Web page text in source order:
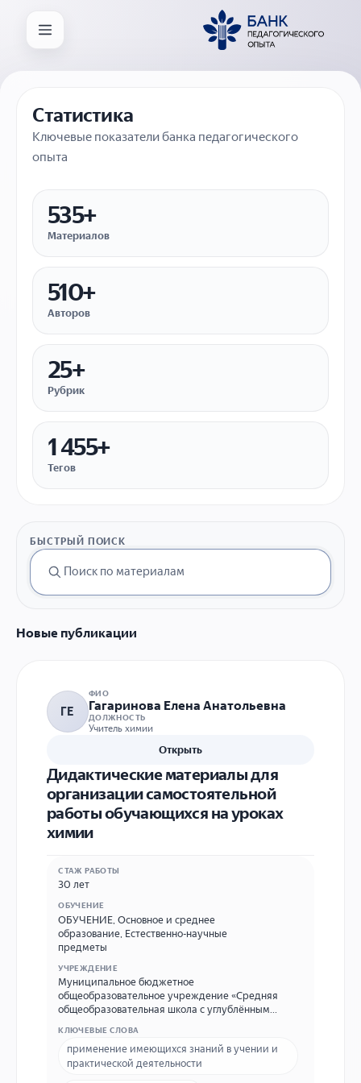
Статистика
Ключевые показатели банка педагогического
опыта
535+
Материалов
510+
Авторов
25+
Рубрик
1 455+
Тегов
БЫСТРЫЙ ПОИСК
Новые публикации
ГЕ
ФИО
Гагаринова Елена Анатольевна
ДОЛЖНОСТЬ
Учитель химии
Открыть
Дидактические материалы для
организации самостоятельной
работы обучающихся на уроках
химии
СТАЖ РАБОТЫ
30 лет
ОБУЧЕНИЕ
ОБУЧЕНИЕ ,Основное и среднее
образование Естественно-научные
предметы
УЧРЕЖДЕНИЕ
Муниципальное бюджетное
общеобразовательное учреждение «Средняя
общеобразовательная школа с углублённым
Кирова Адрес: 610021, г. Киров, ул. пр.
Строителей 44 контактный телефон +7 (8332) 62-
06-19, E-mail sch52@kirovedu.ru
КЛЮЧЕВЫЕ СЛОВА
применение имеющихся знаний в учении и
практической деятельности